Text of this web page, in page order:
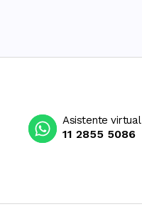
Asistente virtual
11 2855 5086